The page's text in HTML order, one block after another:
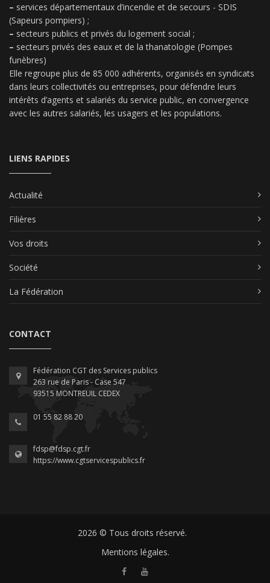
– services départementaux d’incendie et de secours - SDIS
(Sapeurs pompiers) ;
– secteurs publics et privés du logement social ;
– secteurs privés des eaux et de la thanatologie (Pompes
funèbres)
Elle regroupe plus de 85 000 adhérents, organisés en syndicats
dans leurs collectivités ou entreprises, pour défendre leurs
intérêts d’agents et salariés du service public, en convergence
avec les autres salariés, les usagers et les populations.
LIENS RAPIDES
Actualité
Filières
Vos droits
Société
La Fédération
CONTACT
Fédération CGT des Services publics
263 rue de Paris - Case 547
93515 MONTREUIL CEDEX
01 55 82 88 20
fdsp@fdsp.cgt.fr
https://www.cgtservicespublics.fr
2026 © Tous droits réservé.
Mentions légales.